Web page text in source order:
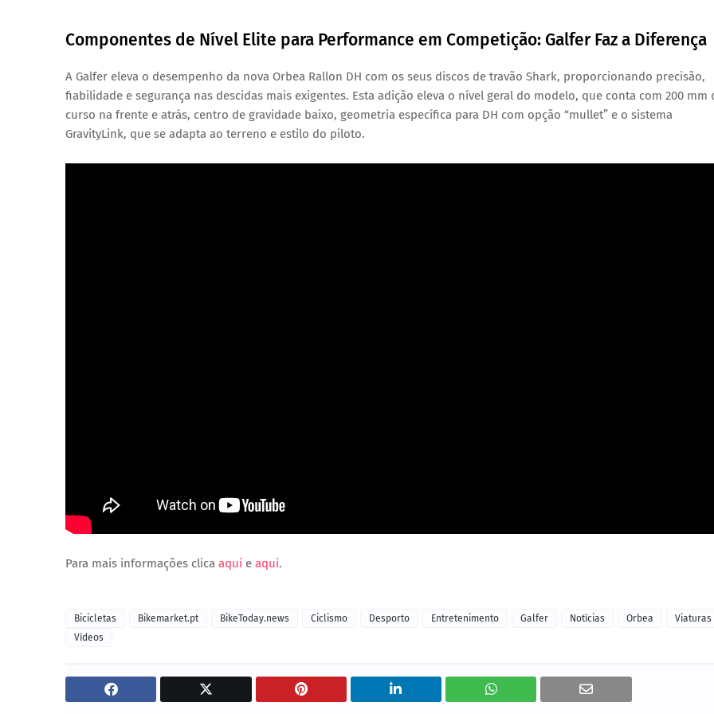
Componentes de Nível Elite para Performance em Competição: Galfer Faz a Diferença
A Galfer eleva o desempenho da nova Orbea Rallon DH com os seus discos de travão Shark, proporcionando precisão,
fiabilidade e segurança nas descidas mais exigentes. Esta adição eleva o nível geral do modelo, que conta com 200 mm
curso na frente e atrás, centro de gravidade baixo, geometria específica para DH com opção “mullet” e o sistema
GravityLink, que se adapta ao terreno e estilo do piloto.
Para mais informações clica aqui e aqui.
Bicicletas Bikemarket.pt BikeToday.news Ciclismo Desporto Entretenimento Galfer Notícias Orbea
Viaturas
Vídeos